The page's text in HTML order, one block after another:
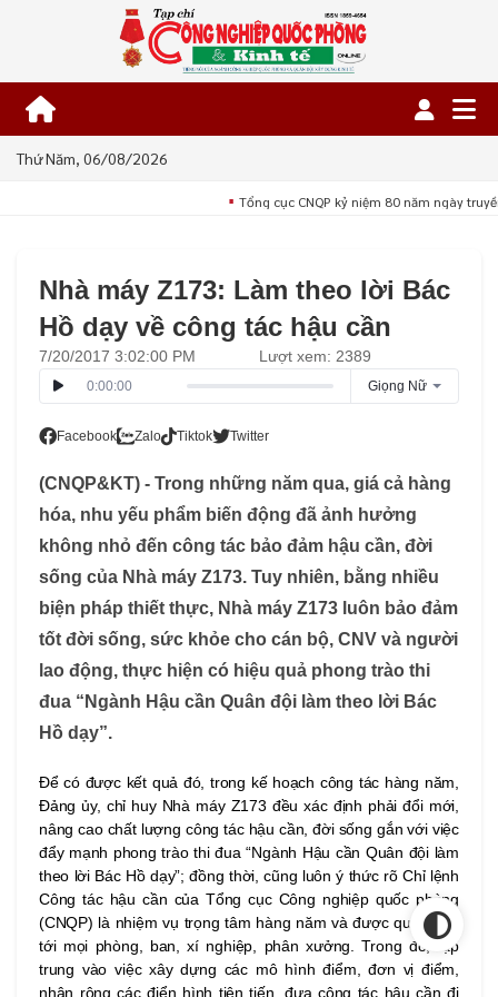
Thứ Năm, 06/08/2026
■ Tổng cục CNQP kỷ niệm 80 năm ngày
Nhà máy Z173: Làm theo lời Bác
Hồ dạy về công tác hậu cần
7/20/2017 3:02:00 PM
0:00:00 Giọng Nữ
Lượt xem: 2389
Facebook Zalo Tiktok Twitter
(CNQP&KT) - Trong những năm qua, giá cả hàng
hóa, nhu yếu phẩm biến động đã ảnh hưởng
không nhỏ đến công tác bảo đảm hậu cần, đời
sống của Nhà máy Z173. Tuy nhiên, bằng nhiều
biện pháp thiết thực, Nhà máy Z173 luôn bảo đảm
tốt đời sống, sức khỏe cho cán bộ, CNV và người
lao động, thực hiện có hiệu quả phong trào thi
đua “Ngành Hậu cần Quân đội làm theo lời Bác
Hồ dạy”.
Để có được kết quả đó, trong kế hoạch công tác hàng năm,
Đảng ủy, chỉ huy Nhà máy Z173 đều xác định phải đổi mới,
nâng cao chất lượng công tác hậu cần, đời sống gắn với việc
đẩy mạnh phong trào thi đua “Ngành Hậu cần Quân đội làm
theo lời Bác Hồ dạy”; đồng thời, cũng luôn ý thức rõ Chỉ lệnh
Công tác hậu cần của Tổng cục Công nghiệp quốc phòng
(CNQP) là nhiệm vụ trọng tâm hàng năm và được quán triệt
tới mọi phòng, ban, xí nghiệp, phân xưởng. Trong đó, tập
trung vào việc xây dựng các mô hình điểm, đơn vị điểm,
nhân rộng các điển hình tiên tiến, đưa công tác hậu cần đi